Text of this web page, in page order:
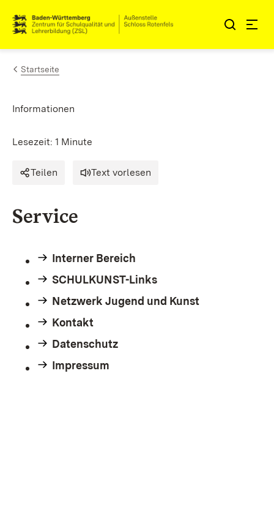
Zum Inhalt springen
Link zur Startseite
Startseite
Informationen
Lesezeit: 1 Minute
Teilen Text vorlesen
Service
Interner Bereich
SCHULKUNST-Links
Netzwerk Jugend und Kunst
Kontakt
Datenschutz
Impressum